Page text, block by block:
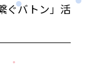
ぐバトン」活